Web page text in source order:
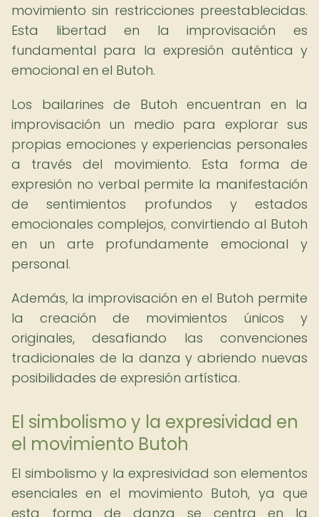
movimiento sin restricciones preestablecidas.
Esta libertad en la improvisación es
fundamental para la expresión auténtica y
emocional en el Butoh.
Los bailarines de Butoh encuentran en la
improvisación un medio para explorar sus
propias emociones y experiencias personales
a través del movimiento. Esta forma de
expresión no verbal permite la manifestación
de sentimientos profundos y estados
emocionales complejos, convirtiendo al Butoh
en un arte profundamente emocional y
personal.
Además, la improvisación en el Butoh permite
la creación de movimientos únicos y
originales, desafiando las convenciones
tradicionales de la danza y abriendo nuevas
posibilidades de expresión artística.
El simbolismo y la expresividad en
el movimiento Butoh
El simbolismo y la expresividad son elementos
esenciales en el movimiento Butoh, ya que
esta forma de danza se centra en la